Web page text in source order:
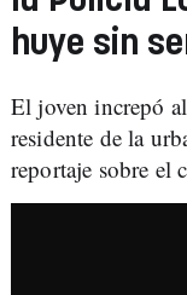
huye sin
El joven increpó
residente de la
reportaje sobre el